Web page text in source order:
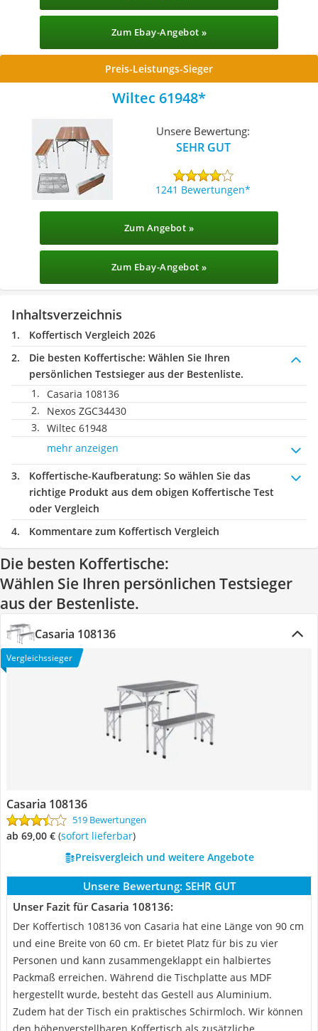
Zum Ebay-Angebot »
Preis-Leistungs-Sieger
Wiltec 61948
Unsere Bewertung:
SEHR GUT
1241 Bewertungen
Zum Angebot »
Zum Ebay-Angebot »
Inhaltsverzeichnis
Koffertisch Vergleich 2026
Die besten Koffertische: Wählen Sie Ihren
persönlichen Testsieger aus der Bestenliste.
Casaria 108136
Nexos ZGC34430
Wiltec 61948
mehr anzeigen
Koffertische-Kaufberatung: So wählen Sie das
richtige Produkt aus dem obigen Koffertische Test
oder Vergleich
Kommentare zum Koffertisch Vergleich
Die besten Koffertische:
Wählen Sie Ihren persönlichen Testsieger
aus der Bestenliste.
Casaria 108136
Vergleichssieger
Casaria 108136
519 Bewertungen
ab 69,00 € ( Sofort lieferbar)
Preisvergleich und weitere Angebote
Unsere Bewertung: SEHR GUT
Unser Fazit für Casaria 108136:
Der Koffertisch 108136 von Casaria hat eine Länge von 90 cm
und eine Breite von 60 cm. Er bietet Platz für bis zu vier
Personen und kann zusammengeklappt ein halbiertes
Packmaß erreichen. Während die Tischplatte aus MDF
hergestellt wurde, besteht das Gestell aus Aluminium.
Zudem hat der Tisch ein praktisches Schirmloch. Wir können